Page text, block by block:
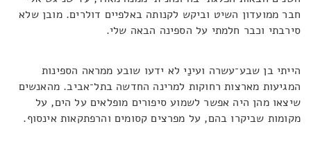
חבר ממועדון השיט וביקש לקנותה באלפיים דולרים. מובן שלא
סירבתי וכבר חלמתי על הספינה הבאה שלי.
הייתי בן שבע־עשרה ועינַי לא ידעו שובע ממראה הספינות
המגיעות מארצות רחוקות למרינה החדשה בתל־אביב. מהאנשים
שיצאו מהן היה אפשר לשמוע סיפורים מופלאים על הים, על
מקומות שביקרו בהם, על מפרצים קסומים והרפתקאות אינסוף.